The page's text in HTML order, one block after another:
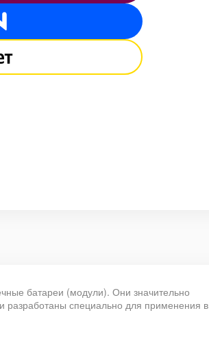
батареи (модули). Они значительно
разработаны специально для применения в